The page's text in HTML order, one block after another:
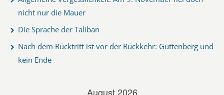
nicht nur die Mauer
Die Sprache der Taliban
Nach dem Rücktritt ist vor der Rückkehr: Guttenberg und
kein Ende
August 2026